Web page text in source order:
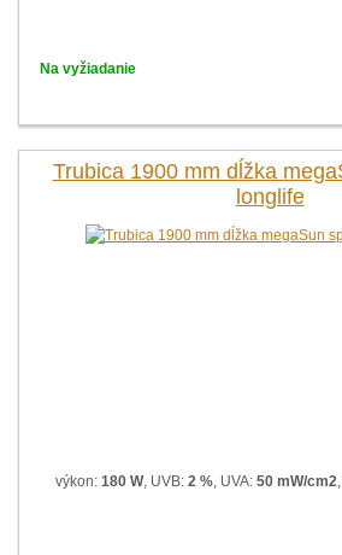
Na vyžiadanie
Trubica 1900 mm dĺžka
longlife
výkon: 180 W, UVB: 2 %, UVA: 50 mW/cm2